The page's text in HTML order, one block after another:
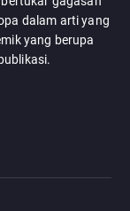
dalam arti yang
yang berupa